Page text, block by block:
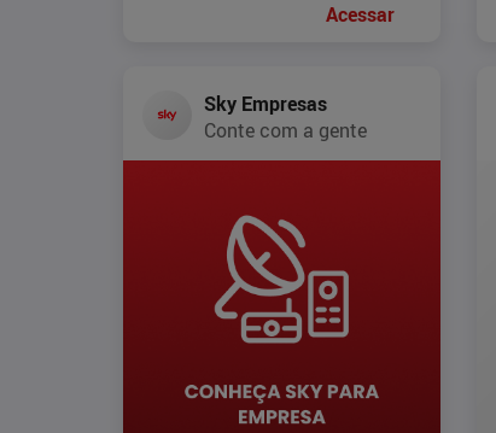
Acessar
Sky Empresas
Conte com a gente